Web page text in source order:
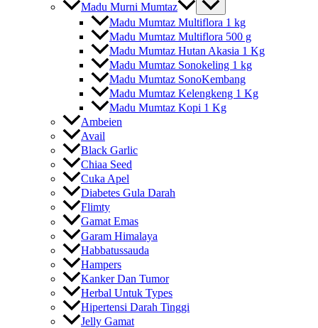
Madu Murni Mumtaz
Madu Mumtaz Multiflora 1 kg
Madu Mumtaz Multiflora 500 g
Madu Mumtaz Hutan Akasia 1 Kg
Madu Mumtaz Sonokeling 1 kg
Madu Mumtaz SonoKembang
Madu Mumtaz Kelengkeng 1 Kg
Madu Mumtaz Kopi 1 Kg
Ambeien
Avail
Black Garlic
Chiaa Seed
Cuka Apel
Diabetes Gula Darah
Flimty
Gamat Emas
Garam Himalaya
Habbatussauda
Hampers
Kanker Dan Tumor
Herbal Untuk Types
Hipertensi Darah Tinggi
Jelly Gamat